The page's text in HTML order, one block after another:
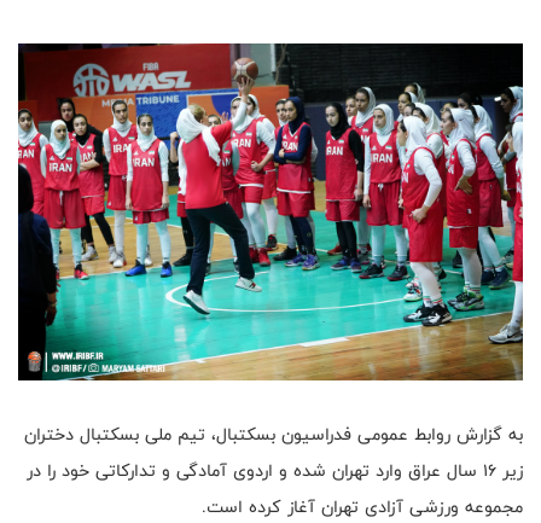
به گزارش روابط عمومی فدراسیون بسکتبال، تیم ملی بسکتبال دختران
زیر ۱۶ سال عراق وارد تهران شده و اردوی آمادگی و تدارکاتی خود را در
مجموعه ورزشی آزادی تهران آغاز کرده است.